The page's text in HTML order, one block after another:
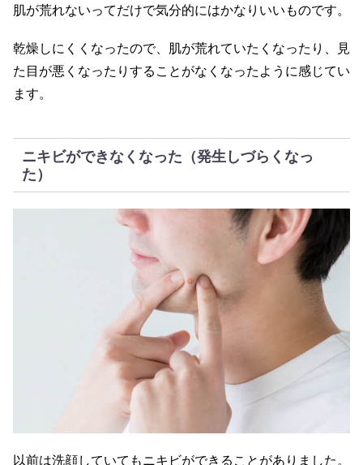
肌が荒れないってだけで気分的にはかなりいいものです。
乾燥しにくくなったので、肌が荒れていたくなったり、見
た目が悪くなったりすることがなくなったように感じてい
ます。
ニキビができなくなった（発生しづらくなっ
た）
以前は洗顔していてもニキビができることがありました。